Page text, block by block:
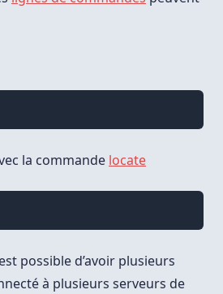
la commande locate
possible d’avoir plusieurs
à plusieurs serveurs de